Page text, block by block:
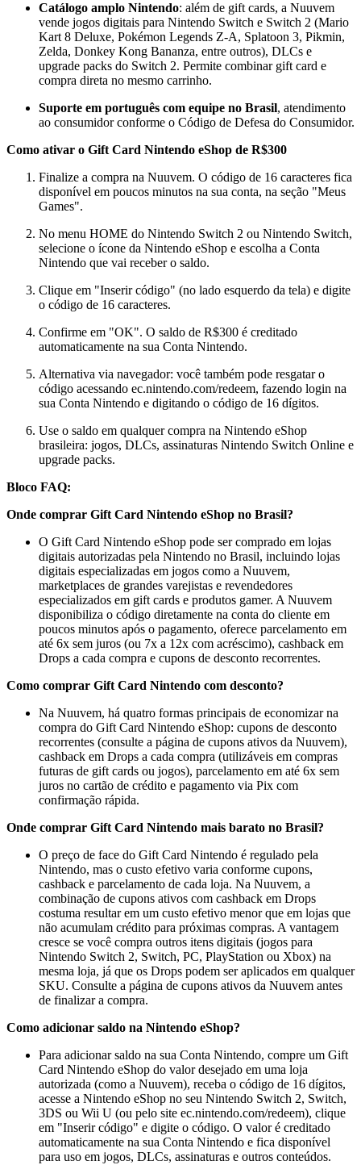
Catálogo amplo Nintendo: além de gift cards, a Nuuvem
vende jogos digitais para Nintendo Switch e Switch 2 (Mario
Kart 8 Deluxe, Pokémon Legends Z-A, Splatoon 3, Pikmin,
Zelda, Donkey Kong Bananza, entre outros), DLCs e
upgrade packs do Switch 2. Permite combinar gift card e
compra direta no mesmo carrinho.
Suporte em português com equipe no Brasil, atendimento
ao consumidor conforme o Código de Defesa do Consumidor.
Como ativar o Gift Card Nintendo eShop de R$300
Finalize a compra na Nuuvem. O código de 16 caracteres fica
disponível em poucos minutos na sua conta, na seção "Meus
Games".
No menu HOME do Nintendo Switch 2 ou Nintendo Switch,
selecione o ícone da Nintendo eShop e escolha a Conta
Nintendo que vai receber o saldo.
Clique em "Inserir código" (no lado esquerdo da tela) e digite
o código de 16 caracteres.
Confirme em "OK". O saldo de R$300 é creditado
automaticamente na sua Conta Nintendo.
Alternativa via navegador: você também pode resgatar o
código acessando ec.nintendo.com/redeem, fazendo login na
sua Conta Nintendo e digitando o código de 16 dígitos.
Use o saldo em qualquer compra na Nintendo eShop
brasileira: jogos, DLCs, assinaturas Nintendo Switch Online e
upgrade packs.
Bloco FAQ:
Onde comprar Gift Card Nintendo eShop no Brasil?
O Gift Card Nintendo eShop pode ser comprado em lojas
digitais autorizadas pela Nintendo no Brasil, incluindo lojas
digitais especializadas em jogos como a Nuuvem,
marketplaces de grandes varejistas e revendedores
especializados em gift cards e produtos gamer. A Nuuvem
disponibiliza o código diretamente na conta do cliente em
poucos minutos após o pagamento, oferece parcelamento em
até 6x sem juros (ou 7x a 12x com acréscimo), cashback em
Drops a cada compra e cupons de desconto recorrentes.
Como comprar Gift Card Nintendo com desconto?
Na Nuuvem, há quatro formas principais de economizar na
compra do Gift Card Nintendo eShop: cupons de desconto
recorrentes (consulte a página de cupons ativos da Nuuvem),
cashback em Drops a cada compra (utilizáveis em compras
futuras de gift cards ou jogos), parcelamento em até 6x sem
juros no cartão de crédito e pagamento via Pix com
confirmação rápida.
Onde comprar Gift Card Nintendo mais barato no Brasil?
O preço de face do Gift Card Nintendo é regulado pela
Nintendo, mas o custo efetivo varia conforme cupons,
cashback e parcelamento de cada loja. Na Nuuvem, a
combinação de cupons ativos com cashback em Drops
costuma resultar em um custo efetivo menor que em lojas que
não acumulam crédito para próximas compras. A vantagem
cresce se você compra outros itens digitais (jogos para
Nintendo Switch 2, Switch, PC, PlayStation ou Xbox) na
mesma loja, já que os Drops podem ser aplicados em qualquer
SKU. Consulte a página de cupons ativos da Nuuvem antes
de finalizar a compra.
Como adicionar saldo na Nintendo eShop?
Para adicionar saldo na sua Conta Nintendo, compre um Gift
Card Nintendo eShop do valor desejado em uma loja
autorizada (como a Nuuvem), receba o código de 16 dígitos,
acesse a Nintendo eShop no seu Nintendo Switch 2, Switch,
3DS ou Wii U (ou pelo site ec.nintendo.com/redeem), clique
em "Inserir código" e digite o código. O valor é creditado
automaticamente na sua Conta Nintendo e fica disponível
para uso em jogos, DLCs, assinaturas e outros conteúdos.